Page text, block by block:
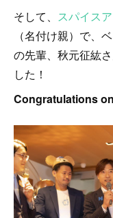
そして、 スパイス
（名付け親）で、
の先輩、秋元征紘
した！
Congratulations